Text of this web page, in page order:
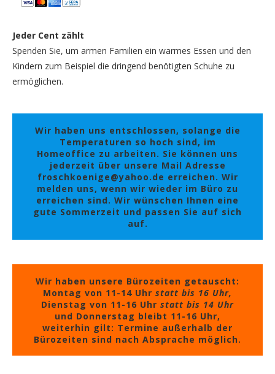
Jeder Cent zählt
Spenden Sie, um armen Familien ein warmes Essen und den
Kindern zum Beispiel die dringend benötigten Schuhe zu
ermöglichen.
Wir haben uns entschlossen, solange die
Temperaturen so hoch sind, im
Homeoffice zu arbeiten. Sie können uns
jederzeit über unsere Mail Adresse
froschkoenige@yahoo.de erreichen. Wir
melden uns, wenn wir wieder im Büro zu
erreichen sind. Wir wünschen Ihnen eine
gute Sommerzeit und passen Sie auf sich
auf.
Wir haben unsere Bürozeiten getauscht:
Montag von 11-14 Uhr statt bis 16 Uhr,
Dienstag von 11-16 Uhr statt bis 14 Uhr
und Donnerstag bleibt 11-16 Uhr,
weiterhin gilt: Termine außerhalb der
Bürozeiten sind nach Absprache möglich.